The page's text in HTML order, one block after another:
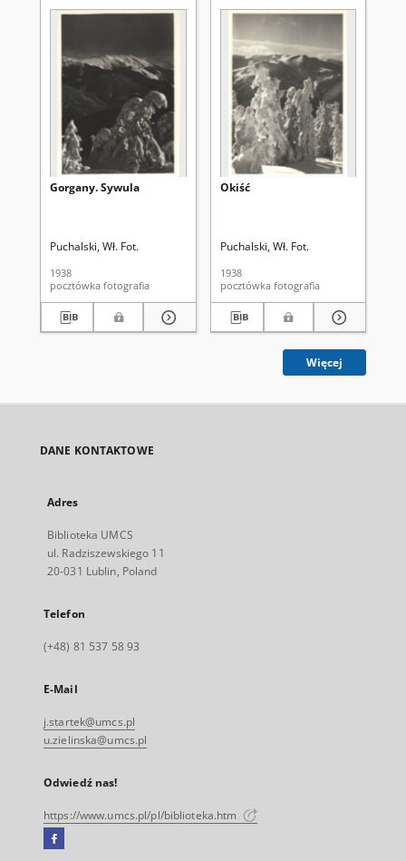
Gorgany. Sywula
Puchalski, Wł. Fot.
1938
pocztówka fotografia
Okiść
Puchalski, Wł. Fot.
1938
pocztówka fotografia
Więcej
DANE KONTAKTOWE
Adres
Biblioteka UMCS
ul. Radziszewskiego 11
20-031 Lublin, Poland
Telefon
(+48) 81 537 58 93
E-Mail
j.startek@umcs.pl
u.zielinska@umcs.pl
Odwiedź nas!
https://www.umcs.pl/pl/biblioteka.htm
Facebook